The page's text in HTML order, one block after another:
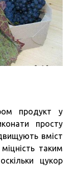
продукт у
просту
вміст
таким
цукор